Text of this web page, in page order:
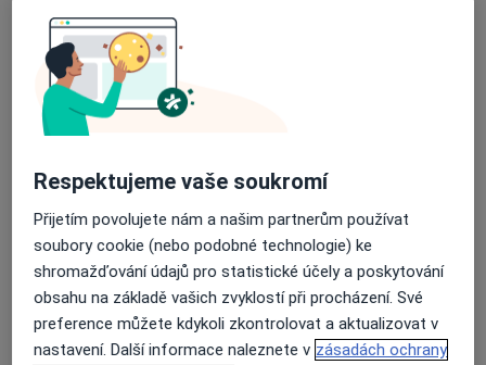
40001
Přiblížit mapu
Na této adrese online kalendář není aktivní
Co mám v takové situaci udělat?
Způsoby platby (soukromé návštěvy)
Na teto adrese lékař přijímá pacienty na pojišťovnu
Detaily
Respektujeme vaše soukromí
Přijetím povolujete nám a našim partnerům používat
soubory cookie (nebo podobné technologie) ke
shromažďování údajů pro statistické účely a poskytování
obsahu na základě vašich zvyklostí při procházení. Své
preference můžete kdykoli zkontrolovat a aktualizovat v
nastavení. Další informace naleznete v zásadách ochrany